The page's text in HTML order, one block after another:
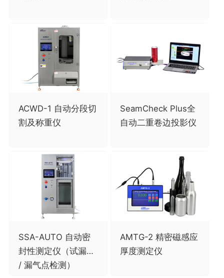
ACWD-1 自动分段切
割及称重仪
SeamCheck Plus全
自动二重卷边投影仪
SSA-AUTO 自动密
封性测定仪（试漏仪
/ 漏气点检测）
AMTG-2 精密磁感应
厚度测定仪